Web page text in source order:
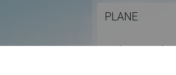
PLANE
Die Plane eignet sich
Materialien. Es kann